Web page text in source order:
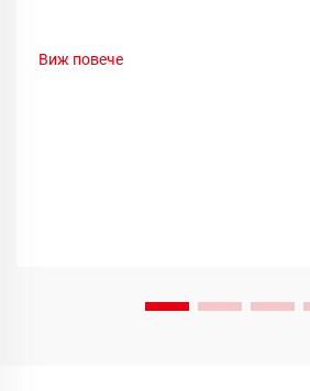
Виж повече